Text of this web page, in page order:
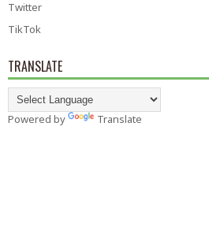
Twitter
TikTok
TRANSLATE
Powered by Translate